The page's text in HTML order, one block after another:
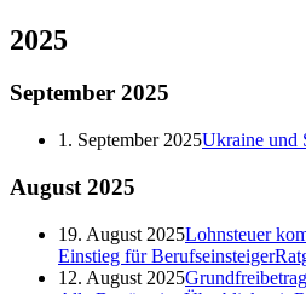
2025
September 2025
1. September 2025Ukraine und
August 2025
19. August 2025Lohnsteuer
Einstieg für Berufseinsteiger
12. August 2025